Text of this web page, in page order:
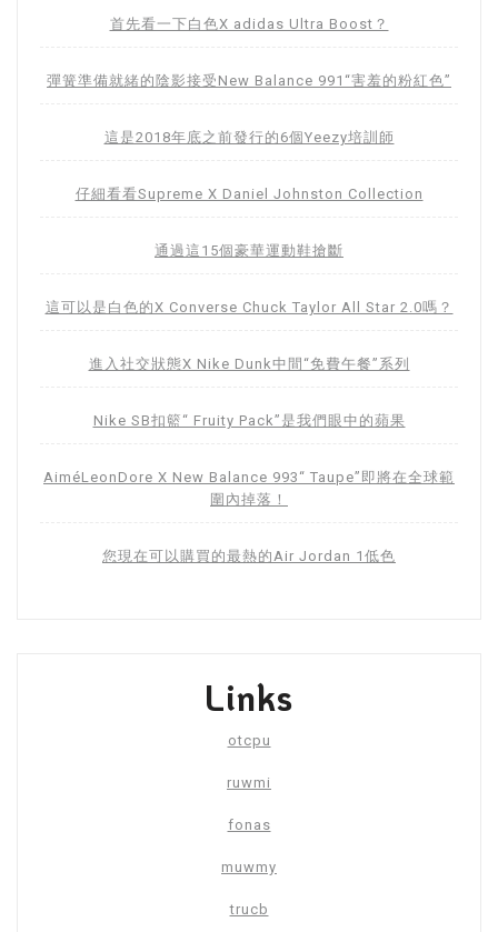
首先看一下白色X adidas Ultra Boost？
彈簧準備就緒的陰影接受New Balance 991“害羞的粉紅色”
這是2018年底之前發行的6個Yeezy培訓師
仔細看看Supreme X Daniel Johnston Collection
通過這15個豪華運動鞋搶斷
這可以是白色的X Converse Chuck Taylor All Star 2.0嗎？
進入社交狀態X Nike Dunk中間“免費午餐”系列
Nike SB扣籃“ Fruity Pack”是我們眼中的蘋果
AiméLeonDore X New Balance 993“ Taupe”即將在全球範
圍內掉落！
您現在可以購買的最熱的Air Jordan 1低色
Links
otcpu
ruwmi
fonas
muwmy
trucb